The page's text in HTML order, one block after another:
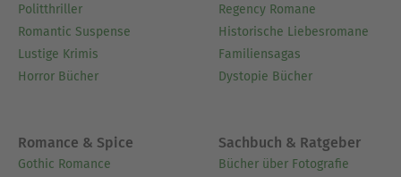
Politthriller
Romantic Suspense
Lustige Krimis
Horror Bücher
Regency Romane
Historische Liebesromane
Familiensagas
Dystopie Bücher
Romance & Spice
Gothic Romance
Sachbuch & Ratgeber
Bücher über Fotografie